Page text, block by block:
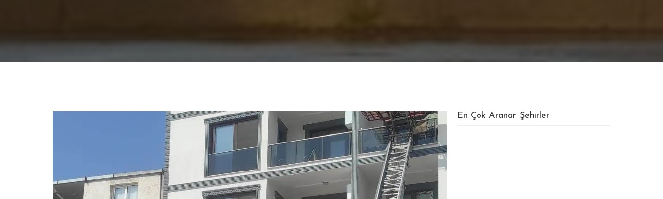
En Çok Aranan Şehirler